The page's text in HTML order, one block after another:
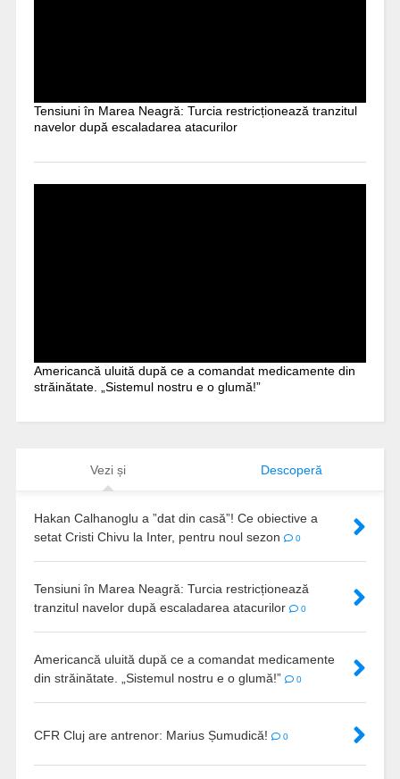
Tensiuni în Marea Neagră: Turcia restricționează tranzitul
navelor după escaladarea atacurilor
Americancă uluită după ce a comandat medicamente din
străinătate. „Sistemul nostru e o glumă!”
Vezi și Descoperă
Hakan Calhanoglu a ”dat din casă”! Ce obiective a
setat Cristi Chivu la Inter, pentru noul sezon
0
Tensiuni în Marea Neagră: Turcia restricționează
tranzitul navelor după escaladarea atacurilor
0
Americancă uluită după ce a comandat medicamente
din străinătate. „Sistemul nostru e o glumă!”
0
CFR Cluj are antrenor: Marius Șumudică! 0